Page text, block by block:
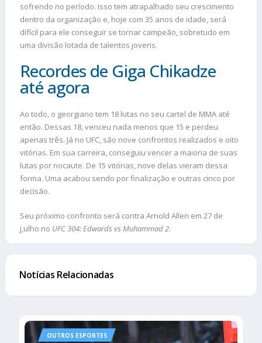
sofrendo no período. Isso tem atrapalhado seu crescimento
dentro da organização e, hoje com 35 anos de idade, será
difícil para ele conseguir se tornar campeão, sobretudo em
uma divisão lotada de talentos jovens.
Recordes de Giga Chikadze
até agora
Ao todo, o georgiano tem 18 lutas no seu cartel de MMA até
então. Dessas 18, venceu nada menos que 15 e perdeu
apenas três. Já no UFC, são nove confrontos realizados e oito
vitórias. Em sua carreira, conseguiu vencer a maioria de suas
lutas por nocaute. De 15 vitórias, nove delas vieram dessa
forma. Uma acabou sendo por finalização e outras cinco por
decisão.
Seu próximo confronto será contra Arnold Allen em 27 de
j,ulho no UFC 304: Edwards vs Muhammad 2.
Notícias Relacionadas
OUTROS ESPORTES